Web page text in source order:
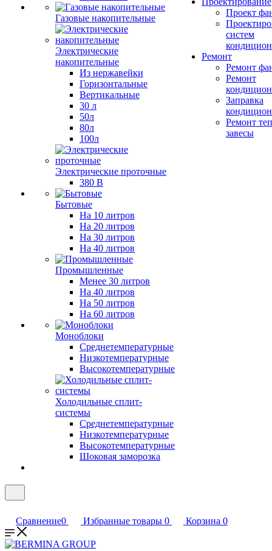
Газовые накопительные
Электрические
накопительные
Из нержавейки
Горизонтальные
Вертикальные
30 л
50л
80л
100л
Электрические проточные
380 В
Бытовые
На 10 литров
На 20 литров
На 30 литров
На 40 литров
Промышленные
Менее 30 литров
На 40 литров
На 50 литров
На 60 литров
Моноблоки
Среднетемпературные
Низкотемпературные
Высокотемпературные
Холодильные сплит-
системы
Среднетемпературные
Низкотемпературные
Высокотемпературные
Шоковая заморозка
Проект
систем
Ремонт
Ремонт
Ремонт
Заправка
Ремонт
завесы
Сравнение0 Избранные товары 0 Корзина 0